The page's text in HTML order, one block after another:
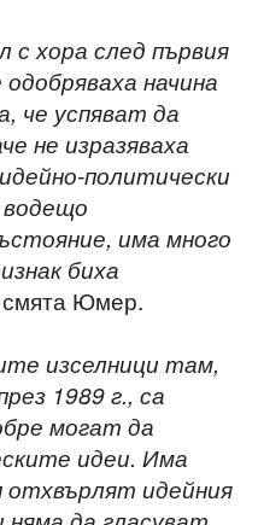
с хора след първия
начина
че успяват да
не изразяваха
политически
водещо
има много
биха
Юмер.
изселници там,
1989 г., са
могат да
идеи. Има
отхвърлят идейния